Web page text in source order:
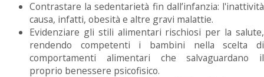
Contrastare la sedentarietà fin dall’infanzia: l'inattività
causa, infatti, obesità e altre gravi malattie.
Evidenziare gli stili alimentari rischiosi per la salute,
rendendo competenti i bambini nella scelta di
comportamenti alimentari che salvaguardano il
proprio benessere psicofisico.